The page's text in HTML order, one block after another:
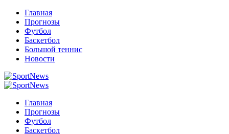
Перейти
содержимому
Главная
Прогнозы
Футбол
Баскетбол
Большой теннис
Новости
Primary
Главная
Прогнозы
Футбол
Баскетбол